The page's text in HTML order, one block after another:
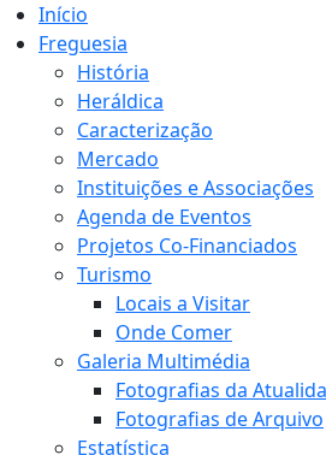
Início
Freguesia
História
Heráldica
Caracterização
Mercado
Instituições e Associações
Agenda de Eventos
Projetos Co-Financiados
Turismo
Locais a Visitar
Onde Comer
Galeria Multimédia
Fotografias da
Fotografias de Arquivo
Estatística